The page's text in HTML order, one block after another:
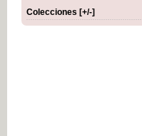
Colecciones [+/-]